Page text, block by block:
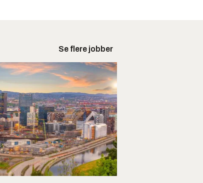
Se flere jobber